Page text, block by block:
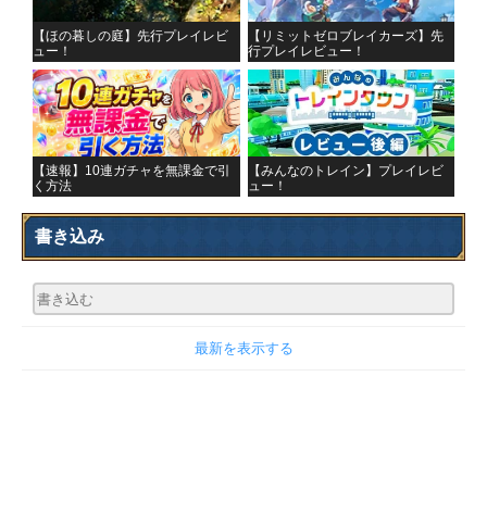
【ほの暮しの庭】先行プレイレビ
ュー！
【リミットゼロブレイカーズ】先
行プレイレビュー！
【速報】10連ガチャを無課金で引
く方法
【みんなのトレイン】プレイレビ
ュー！
書き込み
最新を表示する